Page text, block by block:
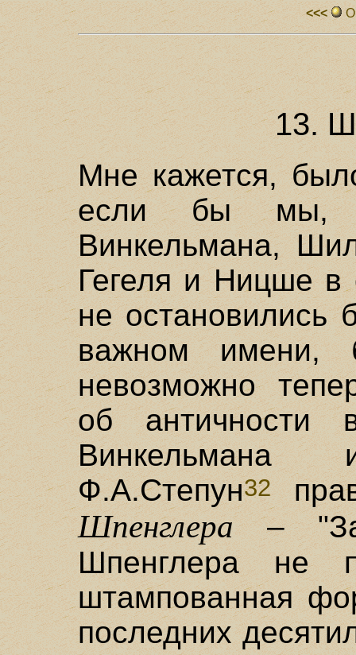
<<<
13.
Мне кажется,
если бы мы,
Винкельмана,
Гегеля и Ницше в
не
важном имени,
невозможно
об
Ф.А.Степун32
Шпенглера–
Шпенглера не
штампованная
последних